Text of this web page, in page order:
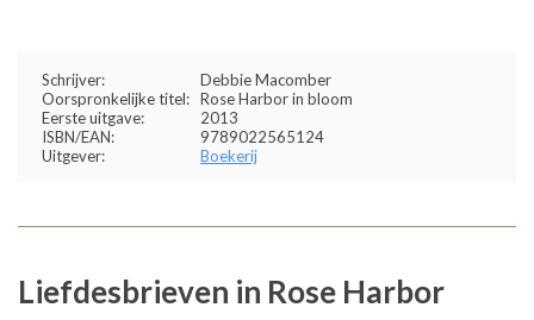
Schrijver:
Debbie Macomber
Oorspronkelijke titel: Rose Harbor in bloom
Eerste uitgave:
2013
ISBN/EAN:
9789022565124
Uitgever:
Boekerij
Liefdesbrieven in Rose Harbor